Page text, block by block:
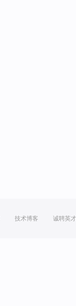
技术博客 诚聘英才